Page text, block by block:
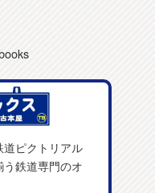
ピクトリアル
鉄道専門のオ